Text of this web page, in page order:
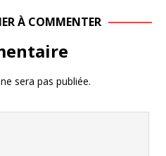
À COMMENTER
sera pas publiée.